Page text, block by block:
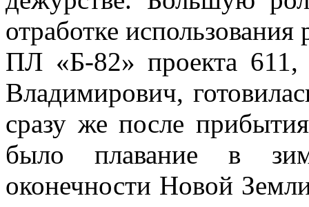
отработке
ПЛ «Б-82» проекта 611,
Владимирович,
сразу же после
было плавание в
оконечности Новой